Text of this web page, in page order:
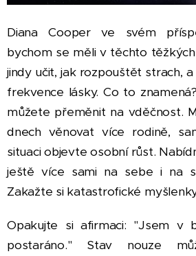
Diana Cooper ve svém
bychom se měli v těchto
jindy učit, jak rozpouštět strach,
frekvence lásky. Co to
můžete přeměnit na vděčnost.
dnech věnovat více rodině,
situaci objevte osobní růst.
ještě více sami na sebe i na
Zakažte si katastrofické
Opakujte si afirmaci: "Jsem v
postaráno." Stav nouze